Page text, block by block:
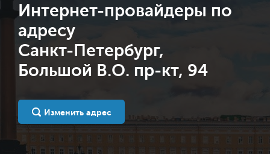
Интернет-провайдеры по
адресу
Санкт-Петербург,
Большой В.О. пр-кт, 94
Изменить адрес